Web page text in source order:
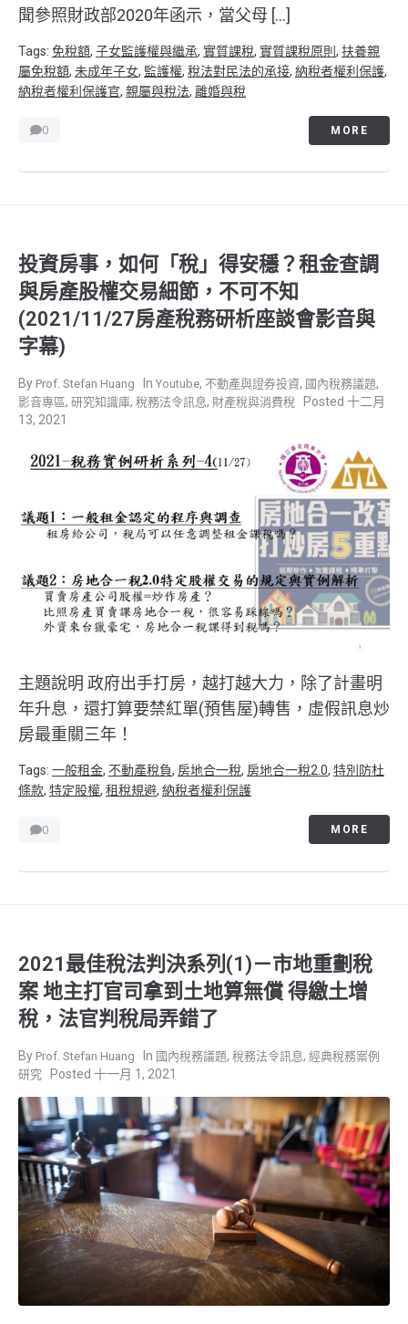
聞參照財政部2020年函示，當父母 […]
Tags: 免稅額, 子女監護權與繼承, 實質課稅, 實質課稅原則 , 扶養親
屬免稅額, 未成年子女, 監護權, 稅法對民法的承接, 納稅者權利保護,
納稅者權利保護官, 親屬與稅法, 離婚與稅
0 MORE
投資房事，如何「稅」得安穩？租金查調
與房產股權交易細節，不可不知
(2021/11/27房產稅務研析座談會影音與
字幕)
Prof. Stefan Huang Youtube, 不動產與證券投資, 國內稅務議題,
影音專區, 研究知識庫, 稅務法令訊息, 財產稅與消費稅
十二月
13, 2021
主題說明 政府出手打房，越打越大力，除了計畫明
年升息，還打算要禁紅單(預售屋)轉售，虛假訊息炒
房最重關三年！
Tags: 一般租金, 不動產稅負, 房地合一稅, 房地合一稅2.0, 特別防杜
條款, 特定股權, 租稅規避, 納稅者權利保護
0 MORE
2021最佳稅法判決系列(1)－市地重劃稅
案 地主打官司拿到土地算無償 得繳土增
稅，法官判稅局弄錯了
Prof. Stefan Huang 國內稅務議題, 稅務法令訊息, 經典稅務案例
研究
十一月 1, 2021